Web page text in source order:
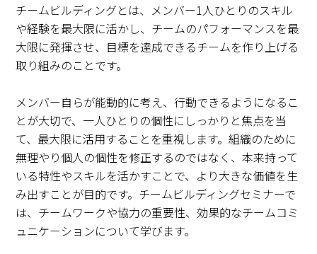
チームビルディングとは、メンバー1人ひとりのスキル
や経験を最大限に活かし、チームのパフォーマンスを最
大限に発揮させ、目標を達成できるチームを作り上げる
取り組みのことです。
メンバー自らが能動的に考え、行動できるようになるこ
とが大切で、一人ひとりの個性にしっかりと焦点を当
て、最大限に活用することを重視します。組織のために
無理やり個人の個性を修正するのではなく、本来持って
いる特性やスキルを活かすことで、より大きな価値を生
み出すことが目的です。チームビルディングセミナーで
は、チームワークや協力の重要性、効果的なチームコミ
ュニケーションについて学びます。